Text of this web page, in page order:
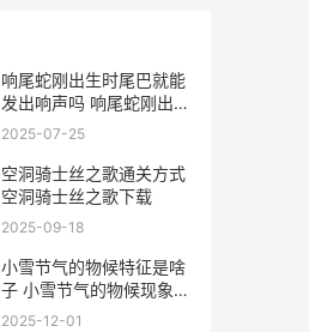
响尾蛇刚出生时尾巴就能
发出响声吗 响尾蛇刚出生
时蚂蚁庄园
2025-07-25
空洞骑士丝之歌通关方式
空洞骑士丝之歌下载
2025-09-18
小雪节气的物候特征是啥
子 小雪节气的物候现象有
哪些
2025-12-01